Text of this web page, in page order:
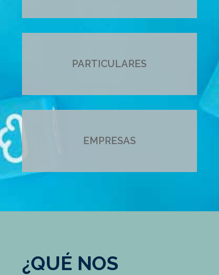
PARTICULARES
EMPRESAS
¿QUÉ NOS